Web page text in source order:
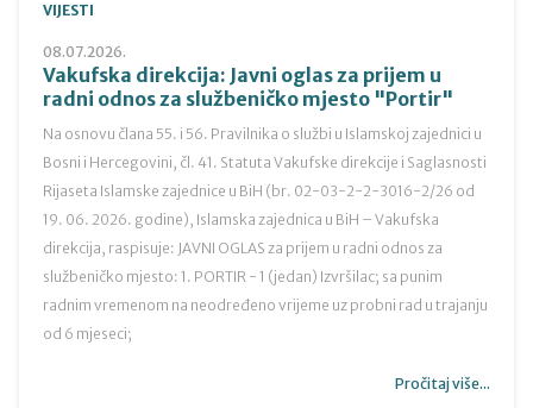
VIJESTI
08.07.2026.
Vakufska direkcija: Javni oglas za prijem u
radni odnos za službeničko mjesto "Portir"
Na osnovu člana 55. i 56. Pravilnika o službi u Islamskoj zajednici u
Bosni i Hercegovini, čl. 41. Statuta Vakufske direkcije i Saglasnosti
Rijaseta Islamske zajednice u BiH (br. 02-03-2-2-3016-2/26 od
19. 06. 2026. godine), Islamska zajednica u BiH – Vakufska
direkcija, raspisuje: JAVNI OGLAS za prijem u radni odnos za
službeničko mjesto: 1. PORTIR - 1 (jedan) Izvršilac; sa punim
radnim vremenom na neodređeno vrijeme uz probni rad u trajanju
od 6 mjeseci;
Pročitaj više...